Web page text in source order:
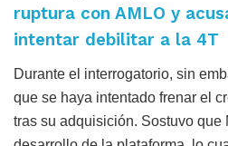
ruptura con AMLO y
intentar debilitar a la 4T
Durante el interrogatorio, sin
que se haya intentado frenar el
tras su adquisición. Sostuvo que